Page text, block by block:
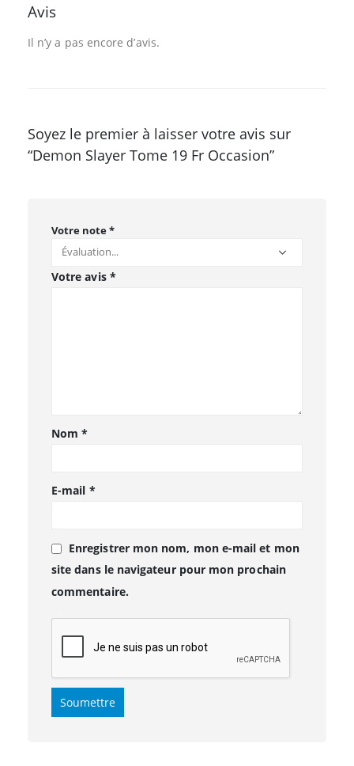
Avis
Il n’y a pas encore d’avis.
Soyez le premier à laisser votre avis sur
“Demon Slayer Tome 19 Fr Occasion”
Votre note*
Votre avis *
Nom*
E-mail *
Enregistrer mon nom, mon e-mail et mon
site dans le navigateur pour mon prochain
commentaire.